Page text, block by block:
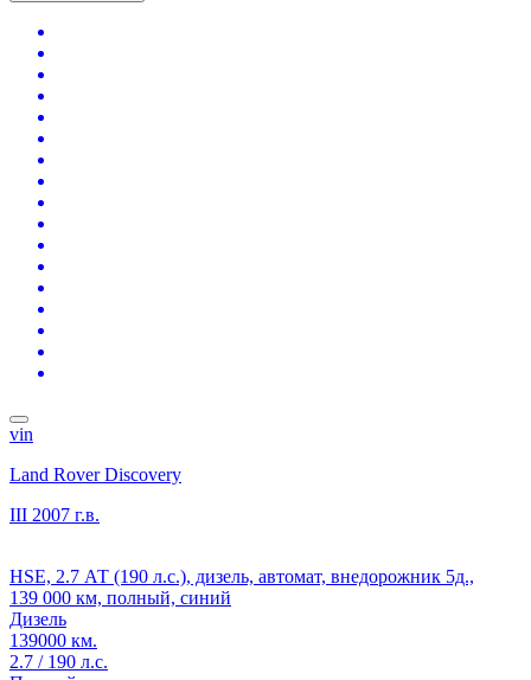
vin
Land Rover Discovery
III 2007 г.в.
HSE, 2.7 АТ (190 л.с.), дизель, автомат, внедорожник 5д.,
139 000 км, полный, синий
Дизель
139000 км.
2.7 / 190 л.с.